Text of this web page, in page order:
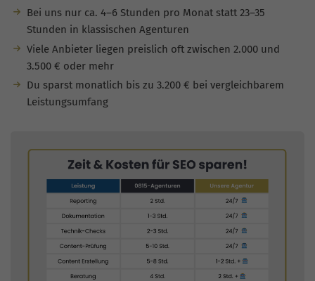
Bei uns nur ca. 4–6 Stunden pro Monat statt 23–35
Stunden in klassischen Agenturen
Viele Anbieter liegen preislich oft zwischen 2.000 und
3.500 € oder mehr
Du sparst monatlich bis zu 3.200 € bei vergleichbarem
Leistungsumfang